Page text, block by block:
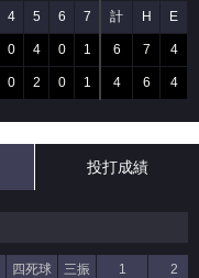
4 5 6 7 計 H E
0 4 0 1 6 7 4
0 2 0 1 4 6 4
投打成績
四死球 三振 1
2